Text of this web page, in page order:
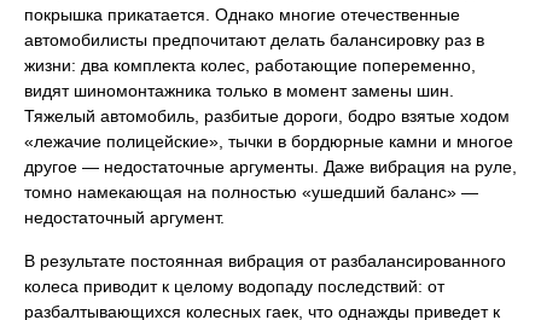
покрышка прикатается. Однако многие отечественные
автомобилисты предпочитают делать балансировку раз в
жизни: два комплекта колес, работающие попеременно,
видят шиномонтажника только в момент замены шин.
Тяжелый автомобиль, разбитые дороги, бодро взятые ходом
«лежачие полицейские», тычки в бордюрные камни и многое
другое — недостаточные аргументы. Даже вибрация на руле,
томно намекающая на полностью «ушедший баланс» —
недостаточный аргумент.
В результате постоянная вибрация от разбалансированного
колеса приводит к целому водопаду последствий: от
разбалтывающихся колесных гаек, что однажды приведет к